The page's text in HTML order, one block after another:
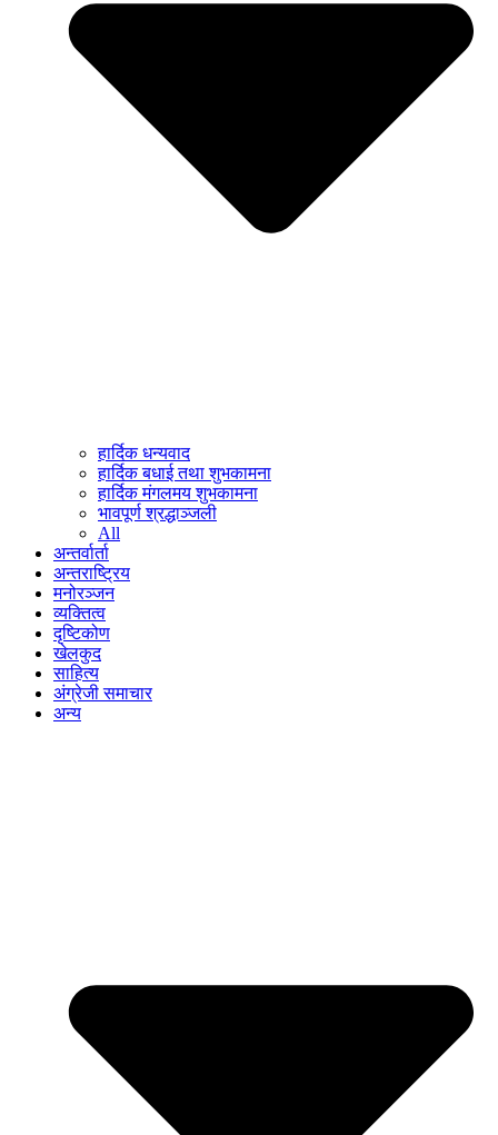
हार्दिक धन्यवाद
हार्दिक बधाई तथा शुभकामना
हार्दिक मंगलमय शुभकामना
भावपूर्ण श्रद्धाञ्जली
All
अन्तर्वार्ता
अन्तराष्ट्रिय
मनोरञ्जन
व्यक्तित्व
दृष्टिकोण
खेलकुद
साहित्य
अंग्रेजी समाचार
अन्य